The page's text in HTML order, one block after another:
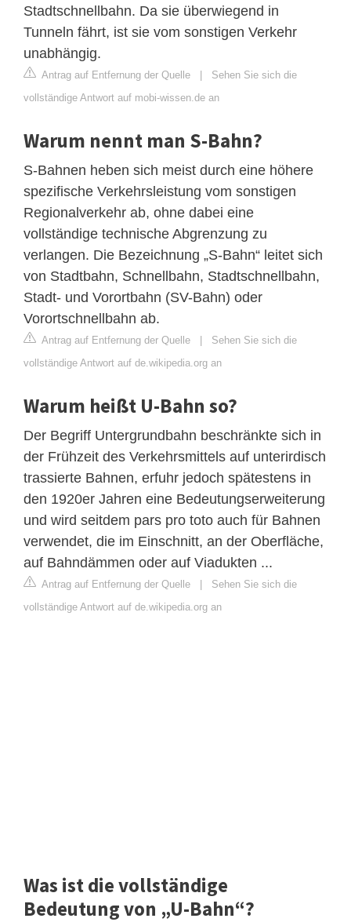
Stadtschnellbahn. Da sie überwiegend in
Tunneln fährt, ist sie vom sonstigen Verkehr
unabhängig.
Antrag auf Entfernung der Quelle | Sehen Sie sich die
vollständige Antwort auf mobi-wissen.de an
Warum nennt man S-Bahn?
S-Bahnen heben sich meist durch eine höhere
spezifische Verkehrsleistung vom sonstigen
Regionalverkehr ab, ohne dabei eine
vollständige technische Abgrenzung zu
verlangen. Die Bezeichnung „S-Bahn“ leitet sich
von Stadtbahn, Schnellbahn, Stadtschnellbahn,
Stadt- und Vorortbahn (SV-Bahn) oder
Vorortschnellbahn ab.
Antrag auf Entfernung der Quelle | Sehen Sie sich die
vollständige Antwort auf de.wikipedia.org an
Warum heißt U-Bahn so?
Der Begriff Untergrundbahn beschränkte sich in
der Frühzeit des Verkehrsmittels auf unterirdisch
trassierte Bahnen, erfuhr jedoch spätestens in
den 1920er Jahren eine Bedeutungserweiterung
und wird seitdem pars pro toto auch für Bahnen
verwendet, die im Einschnitt, an der Oberfläche,
auf Bahndämmen oder auf Viadukten ...
Antrag auf Entfernung der Quelle | Sehen Sie sich die
vollständige Antwort auf de.wikipedia.org an
Was ist die vollständige
Bedeutung von „U-Bahn“?